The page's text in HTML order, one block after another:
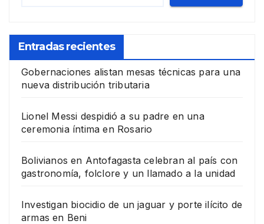
Entradas recientes
Gobernaciones alistan mesas técnicas para una
nueva distribución tributaria
Lionel Messi despidió a su padre en una
ceremonia íntima en Rosario
Bolivianos en Antofagasta celebran al país con
gastronomía, folclore y un llamado a la unidad
Investigan biocidio de un jaguar y porte ilícito de
armas en Beni